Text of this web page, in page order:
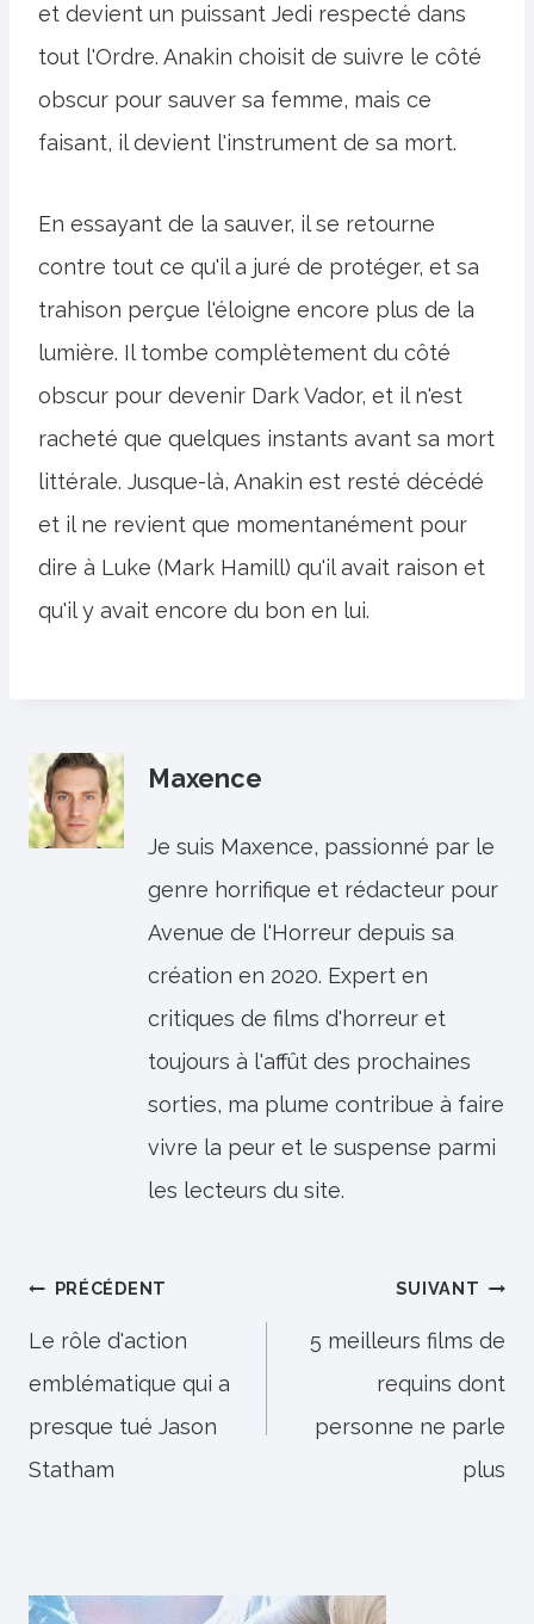
et devient un puissant Jedi respecté dans
tout l'Ordre. Anakin choisit de suivre le côté
obscur pour sauver sa femme, mais ce
faisant, il devient l'instrument de sa mort.
En essayant de la sauver, il se retourne
contre tout ce qu'il a juré de protéger, et sa
trahison perçue l'éloigne encore plus de la
lumière. Il tombe complètement du côté
obscur pour devenir Dark Vador, et il n'est
racheté que quelques instants avant sa mort
littérale. Jusque-là, Anakin est resté décédé
et il ne revient que momentanément pour
dire à Luke (Mark Hamill) qu'il avait raison et
qu'il y avait encore du bon en lui.
Maxence
Je suis Maxence, passionné par le
genre horrifique et rédacteur pour
Avenue de l'Horreur depuis sa
création en 2020. Expert en
critiques de films d'horreur et
toujours à l'affût des prochaines
sorties, ma plume contribue à faire
vivre la peur et le suspense parmi
les lecteurs du site.
Navigation
de
l’article
PRÉCÉDENT
Le rôle d'action
emblématique qui a
presque tué Jason
Statham
SUIVANT
5 meilleurs films de
requins dont
personne ne parle
plus